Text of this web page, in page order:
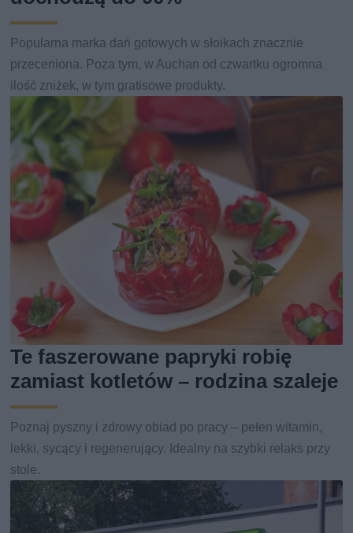
Popularna marka dań gotowych w słoikach znacznie
przeceniona. Poza tym, w Auchan od czwartku ogromna
ilość zniżek, w tym gratisowe produkty.
Te faszerowane papryki robię
zamiast kotletów – rodzina szaleje
Poznaj pyszny i zdrowy obiad po pracy – pełen witamin,
lekki, sycący i regenerujący. Idealny na szybki relaks przy
stole.